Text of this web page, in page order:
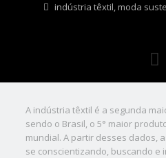
indústria têxtil,moda
A indústria têxtil é a segunda
sendo o Brasil, o 5° maior
mundial. A partir desses dados,
se conscientizando, buscando e